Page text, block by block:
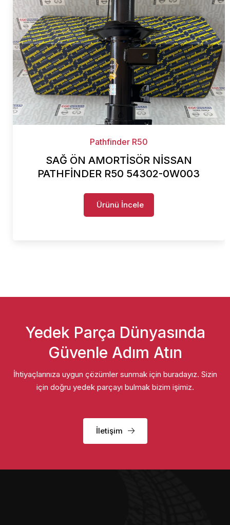
Pathfinder R50
SAĞ ÖN AMORTİSÖR NİSSAN
PATHFİNDER R50 54302-0W003
Ürünü İncele
Yedek Parça Dünyasında
Güvenle Adım Atın
İhtiyaçlarınıza uygun çözümler sunmak için buradayız. Sizin
için doğru yedek parçayı bulmak bizim işimiz.
İletişim